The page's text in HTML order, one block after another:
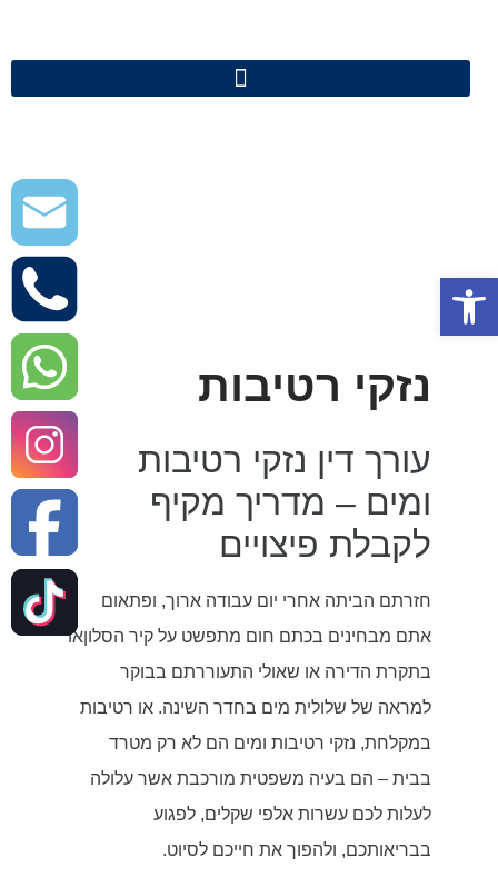
נזקי רטיבות
עורך דין נזקי רטיבות
ומים – מדריך מקיף
לקבלת פיצויים
חזרתם הביתה אחרי יום עבודה ארוך, ופתאום
אתם מבחינים בכתם חום מתפשט על קיר הסלוןאו
בתקרת הדירה או שאולי התעוררתם בבוקר
למראה של שלולית מים בחדר השינה. או רטיבות
במקלחת, נזקי רטיבות ומים הם לא רק מטרד
בבית – הם בעיה משפטית מורכבת אשר עלולה
לעלות לכם עשרות אלפי שקלים, לפגוע
בבריאותכם, ולהפוך את חייכם לסיוט.
פתח סרגל נגישות